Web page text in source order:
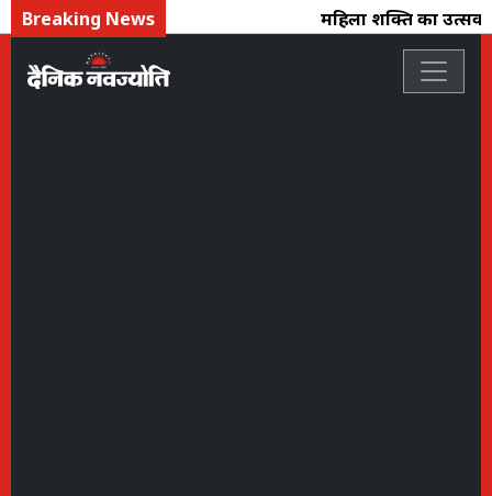
Breaking News महिला शक्ति का उत्सव